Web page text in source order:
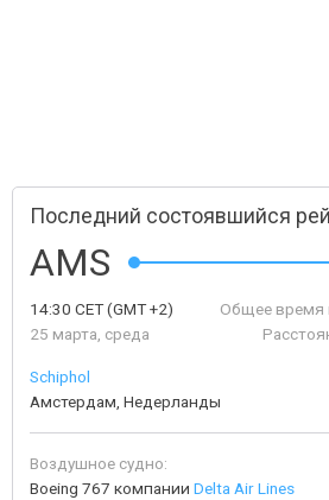
Последний состоявшийся
AMS
14:30 CET(GMT +2)
25 марта, среда
Общее время
Schiphol
Амстердам, Недерланды
Воздушное судно:
Boeing 767 компании Delta Air Lines